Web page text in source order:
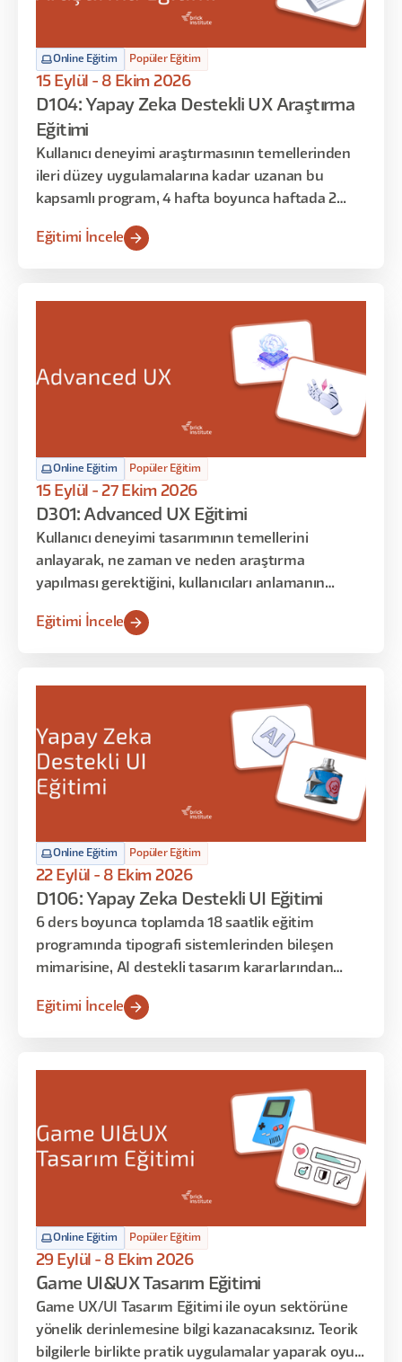
bölümde ise Figma’nın temel yapı taşlarını öğrenip
hayata geçireceğiz.
Online Eğitim Popüler Eğitim
15 Eylül - 8 Ekim 2026
D104: Yapay Zeka Destekli UX Araştırma
Eğitimi
Kullanıcı deneyimi araştırmasının temellerinden
ileri düzey uygulamalarına kadar uzanan bu
kapsamlı program, 4 hafta boyunca haftada 2
Araştırma sürecinin her aşamasını planlama,
Eğitimi İncele
Online Eğitim Popüler Eğitim
15 Eylül - 27 Ekim 2026
D301: Advanced UX Eğitimi
Kullanıcı deneyimi tasarımının temellerini
anlayarak, ne zaman ve neden araştırma
yapılması gerektiğini, kullanıcıları anlamanın
empati oluşturulduğunu keşfetmek istiyorsanız,
Eğitimi İncele
Online Eğitim Popüler Eğitim
22 Eylül - 8 Ekim 2026
D106: Yapay Zeka Destekli UI Eğitimi
6 ders boyunca toplamda 18 saatlik eğitim
programında tipografi sistemlerinden bileşen
mimarisine, AI destekli tasarım kararlarından
tasarımın her katmanına odaklanan uygulamalar
iş akışınıza entegre etmeyi de öğreneceksiniz.
Eğitimi İncele
Online Eğitim Popüler Eğitim
29 Eylül - 8 Ekim 2026
Game UI&UX Tasarım Eğitimi
Game UX/UI Tasarım Eğitimi ile oyun sektörüne
yönelik derinlemesine bilgi kazanacaksınız. Teorik
bilgilerle birlikte pratik uygulamalar yaparak oyun